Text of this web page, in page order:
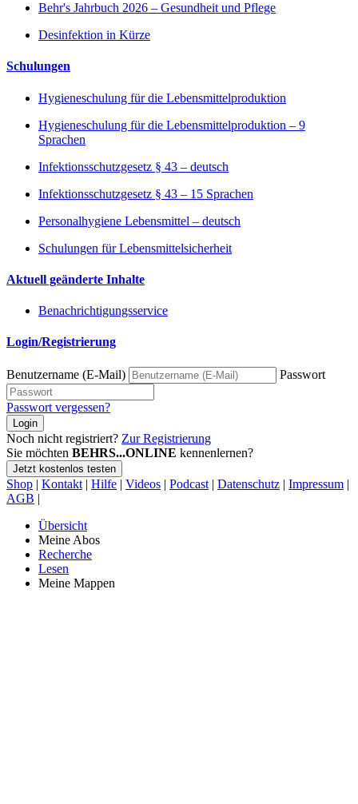
Behr's Jahrbuch 2026 – Gesundheit und Pflege
Desinfektion in Kürze
Schulungen
Hygieneschulung für die Lebensmittelproduktion
Hygieneschulung für die Lebensmittelproduktion – 9
Sprachen
Infektionsschutzgesetz § 43 – deutsch
Infektionsschutzgesetz § 43 – 15 Sprachen
Personalhygiene Lebensmittel – deutsch
Schulungen für Lebensmittelsicherheit
Aktuell geänderte Inhalte
Benachrichtigungsservice
Login/Registrierung
Benutzername (E-Mail) Passwort
Passwort vergessen?
Login
Noch nicht registriert? Zur Registrierung
Sie möchten BEHRS...ONLINE kennenlernen?
Jetzt kostenlos testen
Shop | Kontakt | Hilfe | Videos | Podcast | Datenschutz | Impressum |
AGB |
Übersicht
Meine Abos
Recherche
Lesen
Meine Mappen